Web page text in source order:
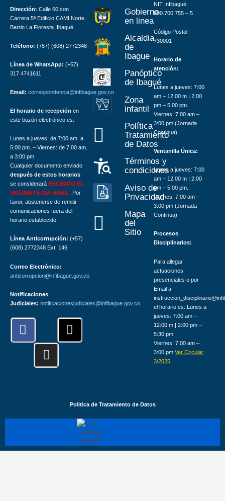
Dirección: Calle 60 con
Carrera 5ª Edificio CAMI Norte.
Barrio La Floresta. Ibagué
Teléfono: (+57) (608) 2772348
Línea de WhatsApp: (+57)
317 4741611
Email: correspondencia@infibague.gov.co
El horario de recepción en
este buzón electrónico es:
Lunes a jueves: de 7:00 am. a
5:00 pm. – Viernes: de 7:00 am.
a 3:00 pm.
Cualquier documento enviado
después de estos horarios
se considerará RECIBIDO EL
SIGUIENTE DÍA HÁBIL . Por
favor, abstenerse de remitir
comunicaciones fuera del
horario establecido.
Línea Anticorrupción: (+57)
(608) 2772348 Ext. 146
Correo Electrónico:
anticorrupcion@infibague.gov.co
Notificaciones
Judiciales: notificacionesjudiciales@infibague.gov.co
F
a
X
-
e
s
t
Gobierno
en linea
Alcaldia
de
Ibague
Panóptico
de Ibagué
ZonaInfantil
Zona
infantil
Política
Tratamiento
de Datos
Términos y
condiciones
Aviso de
Privacidad
Mapa
del
Sitio
NIT Infibagué:
890.700.755 – 5
Código Postal:
730001
Horario de
atención:
Lunes a jueves: 7:00
am – 12:00 m | 2:00
pm – 5:00 pm.
Viernes: 7:00 am –
3:00 pm (Jornada
Continua)
Ventanilla Única:
Lunes a jueves: 7:00
am – 12:00 m | 2:00
pm – 5:00 pm.
Viernes: 7:00 am –
3:00 pm (Jornada
Continua)
Procesos
Disciplinarios:
Para allegar
actuaciones
presenciales o por
Email a
el horario es: Lunes a
jueves: 7:00 am –
12:00 m | 2:00 pm –
5:30 pm
Viernes: 7:00 am –
3:00 pmVer Circular
3/2025
Politica de Tratamiento de Datos